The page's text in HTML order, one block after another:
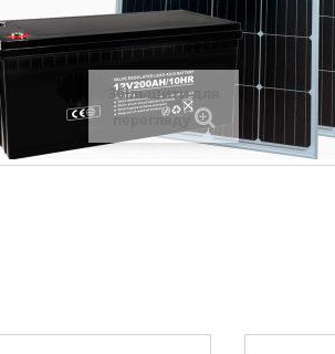
Збільшити для
перегляду